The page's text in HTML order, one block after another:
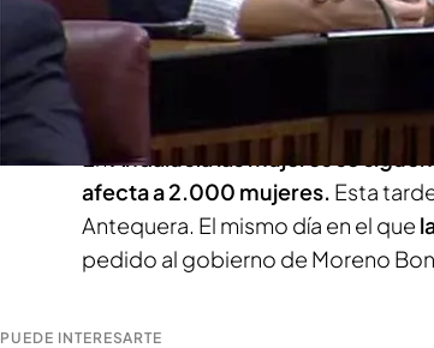
Andalucía, denuncia así que las
política y social en Andalucía
EnAndalucía las mujeres se
afecta a 2.000 mujeres. Esta
Antequera. El mismo día en el que
pedido al gobierno de Moreno
PUEDE INTERESARTE